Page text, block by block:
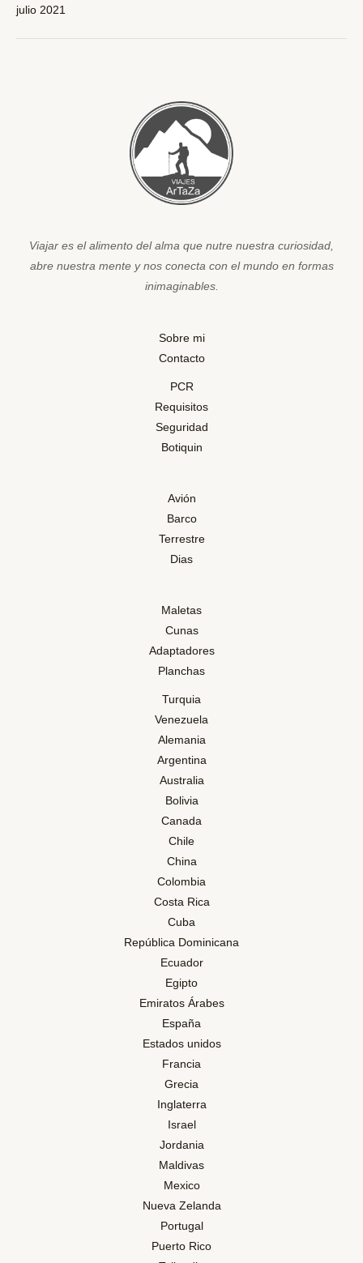
julio 2021
Viajar es el alimento del alma que nutre nuestra curiosidad,
abre nuestra mente y nos conecta con el mundo en formas
inimaginables.
Sobre mi
Contacto
PCR
Requisitos
Seguridad
Botiquin
Avión
Barco
Terrestre
Dias
Maletas
Cunas
Adaptadores
Planchas
Turquia
Venezuela
Alemania
Argentina
Australia
Bolivia
Canada
Chile
China
Colombia
Costa Rica
Cuba
República Dominicana
Ecuador
Egipto
Emiratos Árabes
España
Estados unidos
Francia
Grecia
Inglaterra
Israel
Jordania
Maldivas
Mexico
Nueva Zelanda
Portugal
Puerto Rico